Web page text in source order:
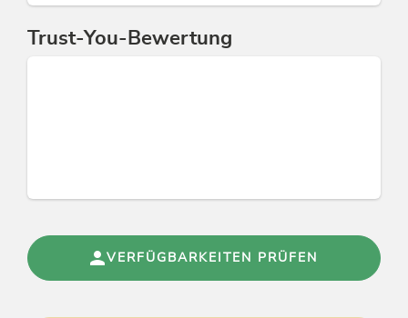
Mobilität
Reinigungsmittel ohne Mikroplastik, Gäste
können sich gegen die tägliche Reinigung der
Trust-You-Bewertung
VERFÜGBARKEITEN PRÜFEN